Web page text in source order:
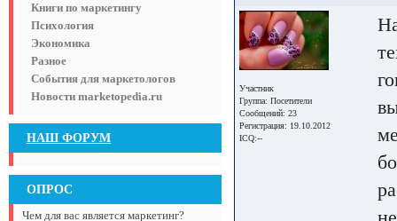
Книги по маркетингу
Психология
Экономика
Разное
События для маркетологов
Новости marketopedia.ru
НАШ ФОРУМ
ОПРОС
Чем для вас является маркетинг?
Участник
Группа: Посетители
Сообщений: 23
Регистрация: 19.10.2012
ICQ:--